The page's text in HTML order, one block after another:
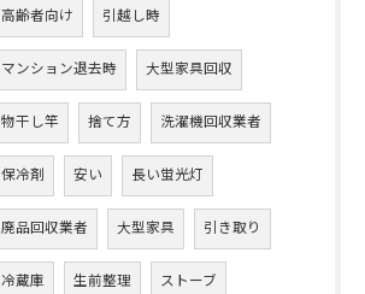
高齢者向け 引越し時
マンション退去時 大型家具回収
物干し竿 捨て方 洗濯機回収業者
保冷剤 安い 長い蛍光灯
廃品回収業者 大型家具 引き取り
冷蔵庫 生前整理 ストーブ